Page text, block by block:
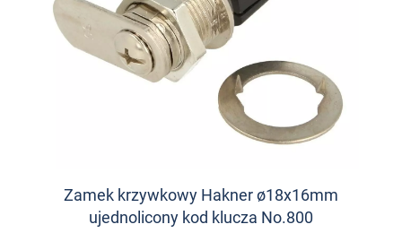
Zamek krzywkowy Hakner ø18x16mm
ujednolicony kod klucza No.800